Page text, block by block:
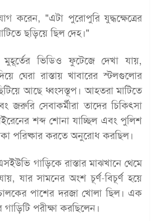
করেন, "এটা পুরোপুরি যুদ্ধক্ষেত্রের
ছড়িয়ে ছিল দেহ।"
ভিডিও ফুটেজে দেখা যায়,
ঘেরা রাস্তায় খাবারের স্টলগুলোর
আছে ধ্বংসস্তূপ। আহতরা মাটিতে
সেবাকর্মীরা তাদের চিকিৎসা
শব্দ শোনা যাচ্ছিল এবং পুলিশ
পরিষ্কার করতে অনুরোধ করছিল।
গাড়িকে রাস্তার মাঝখানে থেমে
যার সামনের অংশ চূর্ণ-বিচূর্ণ হয়ে
পাশের দরজা খোলা ছিল। এক
পরীক্ষা করছিলেন।